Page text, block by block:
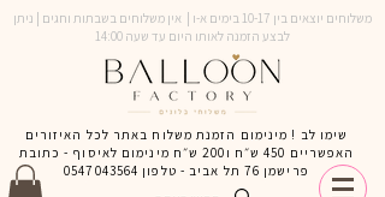
משלוחים יוצאים בין 10-17 בימים א-ו | אין משלוחים בשבתות וחגים | ניתן
לבצע הזמנה לאותו היום עד שעה 14:00
שימו לב ! מינימום הזמנת משלוח באתר לכל האיזורים
האפשריים 450 ש״ח ו200 ש״ח מינימום לאיסוף - כתובת
פרישמן 76 תל אביב - טלפון
0547043564